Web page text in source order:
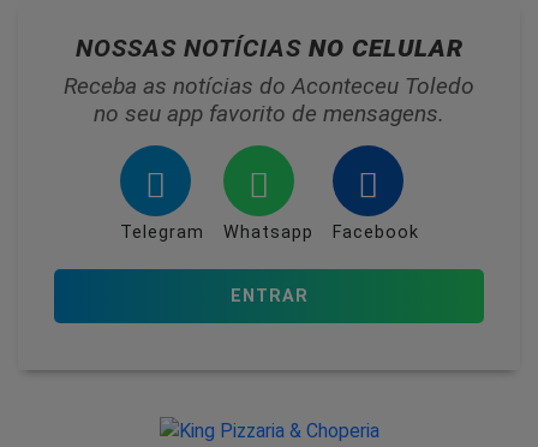
NOSSAS NOTÍCIAS NO CELULAR
Receba as notícias do Aconteceu Toledo
no seu app favorito de mensagens.
Telegram Whatsapp Facebook
ENTRAR